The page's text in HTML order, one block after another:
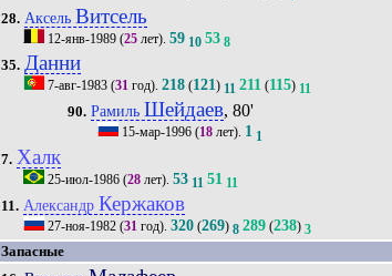
28. Аксель Витсель
12-янв-1989 (25 лет).59 10 53 8
35. Данни
7-авг-1983 (31 год).218 (121) 11 211 (115) 11
90. РамильШейдаев, 80'
15-мар-1996(18лет). 1 1
7. Халк
25-июл-1986 (28 лет).53 11 51 11
11. Александр Кержаков
27-ноя-1982 (31 год).320 (269) 8 289 (238) 3
Запасные